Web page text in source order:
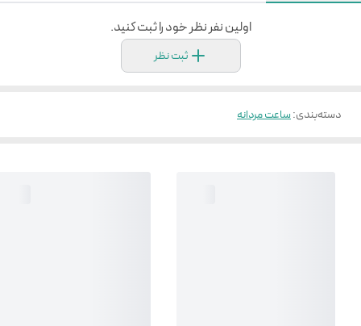
اولین نفر نظر خود را ثبت کنید.
ثبت نظر
دسته‌بندی:ساعت مردانه